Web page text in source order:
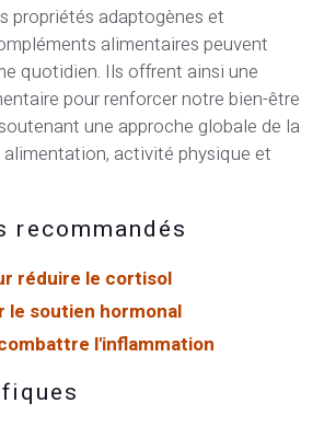
propriétés adaptogènes et
alimentaires peuvent
quotidien. Ils offrent ainsi une
pour renforcer notre bien-être
une approche globale de la
activité physique et
recommandés
réduire le cortisol
le soutien hormonal
l'inflammation